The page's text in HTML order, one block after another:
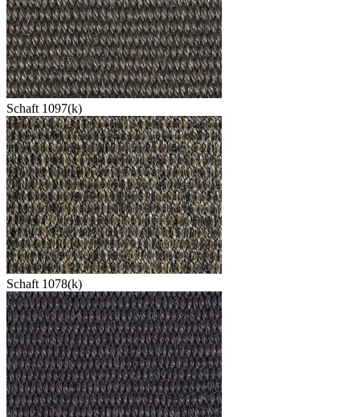
Schaft 1097(k)
Schaft 1078(k)